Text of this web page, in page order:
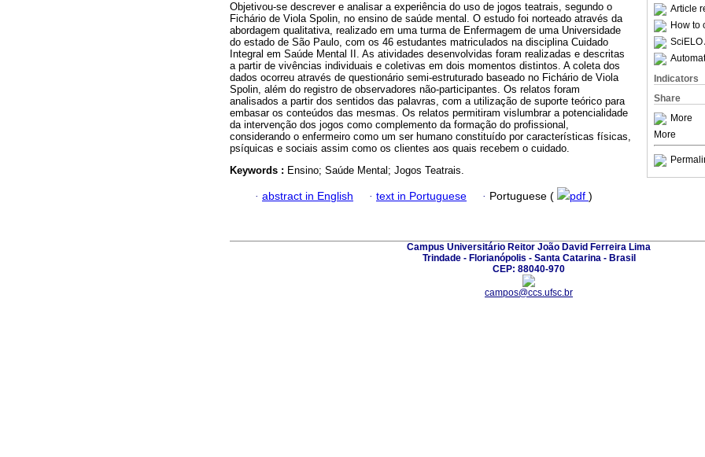
Article
How to
SciELO
Indicators
Share
More
More
Objetivou-se descrever e analisar a experiência do uso de jogos teatrais, segundo o
Fichário de Viola Spolin, no ensino de saúde mental. O estudo foi norteado através da
abordagem qualitativa, realizado em uma turma de Enfermagem de uma Universidade
do estado de São Paulo, com os 46 estudantes matriculados na disciplina Cuidado
Integral em Saúde Mental II. As atividades desenvolvidas foram realizadas e descritas
a partir de vivências individuais e coletivas em dois momentos distintos. A coleta dos
dados ocorreu através de questionário semi-estruturado baseado no Fichário de Viola
Spolin, além do registro de observadores não-participantes. Os relatos foram
analisados a partir dos sentidos das palavras, com a utilização de suporte teórico para
embasar os conteúdos das mesmas. Os relatos permitiram vislumbrar a potencialidade
da intervenção dos jogos como complemento da formação do profissional,
considerando o enfermeiro como um ser humano constituído por características físicas,
psíquicas e sociais assim como os clientes aos quais recebem o cuidado.
Keywords : Ensino; Saúde Mental; Jogos Teatrais.
· abstract in English · text in Portuguese · Portuguese ( pdf )
Campus Universitário Reitor João David Ferreira Lima
Trindade - Florianópolis - Santa Catarina - Brasil
CEP: 88040-970
campos@ccs.ufsc.br